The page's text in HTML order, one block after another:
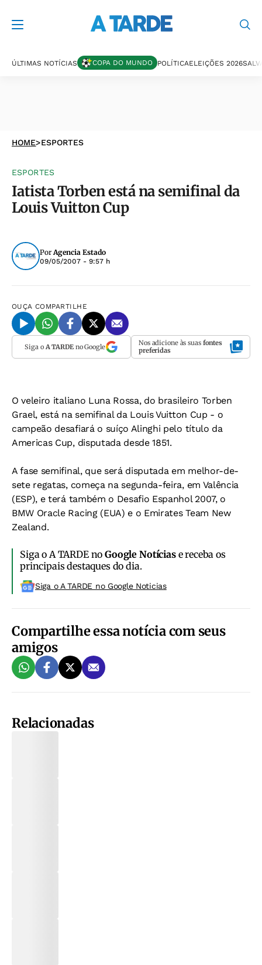
ÚLTIMAS NOTÍCIAS COPA DO MUNDO POLÍTICAELEIÇÕES 2026
HOME>ESPORTES
ESPORTES
Iatista Torben está na semifinal da
Louis Vuitton Cup
PorAgencia Estado
09/05/2007 - 9:57 h
OUÇA COMPARTILHE
Siga o A TARDEno Google Nos adicione às suas fontes
preferidas
O veleiro italiano Luna Rossa, do brasileiro Torben
Grael, está na semifinal da Louis Vuitton Cup - o
campeão desafiará o suíço Alinghi pelo título da
Americas Cup, disputada desde 1851.
A fase semifinal, que será disputada em melhor-de-
sete regatas, começa na segunda-feira, em Valência
(ESP), e terá também o Desafio Espanhol 2007, o
BMW Oracle Racing (EUA) e o Emirates Team New
Zealand.
Siga o A TARDE noGoogle Notíciase receba os
principais destaques do dia.
Siga o A TARDE no Google Noticias
Compartilhe essa notícia com seus
amigos
Relacionadas